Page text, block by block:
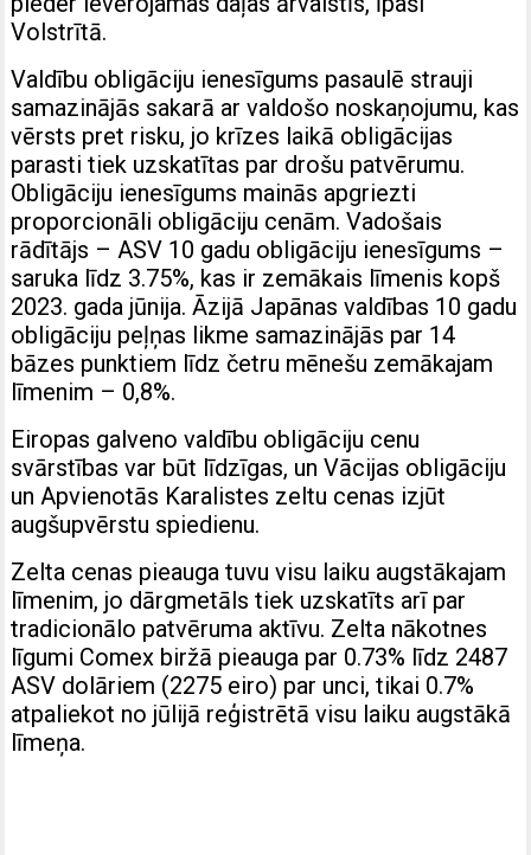
Volstrītā.
Valdību obligāciju ienesīgums pasaulē strauji
samazinājās sakarā ar valdošo noskaņojumu, kas
vērsts pret risku, jo krīzes laikā obligācijas
parasti tiek uzskatītas par drošu patvērumu.
Obligāciju ienesīgums mainās apgriezti
proporcionāli obligāciju cenām. Vadošais
rādītājs – ASV 10 gadu obligāciju ienesīgums –
saruka līdz 3.75%, kas ir zemākais līmenis kopš
2023. gada jūnija. Āzijā Japānas valdības 10 gadu
obligāciju peļņas likme samazinājās par 14
bāzes punktiem līdz četru mēnešu zemākajam
līmenim – 0,8%.
Eiropas galveno valdību obligāciju cenu
svārstības var būt līdzīgas, un Vācijas obligāciju
un Apvienotās Karalistes zeltu cenas izjūt
augšupvērstu spiedienu.
Zelta cenas pieauga tuvu visu laiku augstākajam
līmenim, jo dārgmetāls tiek uzskatīts arī par
tradicionālo patvēruma aktīvu. Zelta nākotnes
līgumi Comex biržā pieauga par 0.73% līdz 2487
ASV dolāriem (2275 eiro) par unci, tikai 0.7%
atpaliekot no jūlijā reģistrētā visu laiku augstākā
līmeņa.